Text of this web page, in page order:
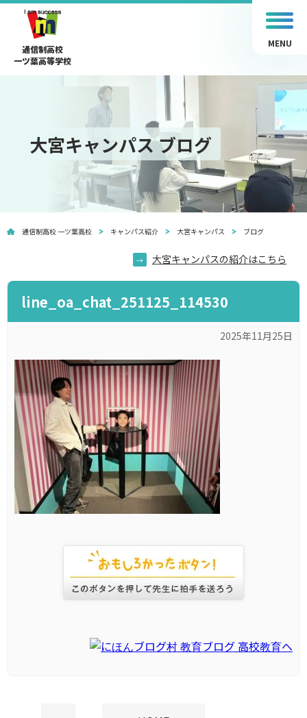
通信制高校
一ツ葉高等学校
MENU
大宮キャンパス ブログ
通信制高校 一ツ葉高校 キャンパス紹介 大宮キャンパス ブログ
大宮キャンパスの紹介はこちら
line_oa_chat_251125_114530
2025年11月25日